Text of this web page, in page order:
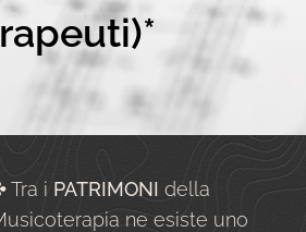
Tra i PATRIMONI della
ne esiste uno